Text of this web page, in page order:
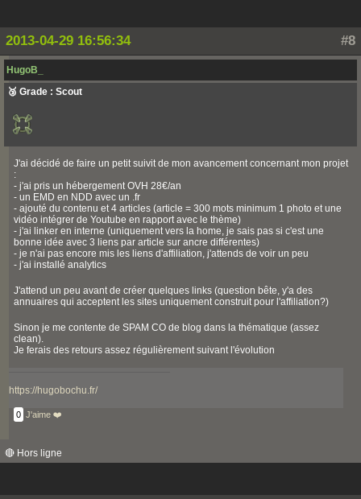
#8
2013-04-29 16:56:34
HugoB_
🥉 Grade : Scout
J'ai décidé de faire un petit suivit de mon avancement concernant mon projet
:
- j'ai pris un hébergement OVH 28€/an
- un EMD en NDD avec un .fr
- ajouté du contenu et 4 articles (article = 300 mots minimum 1 photo et une
vidéo intégrer de Youtube en rapport avec le thème)
- j'ai linker en interne (uniquement vers la home, je sais pas si c'est une
bonne idée avec 3 liens par article sur ancre différentes)
- je n'ai pas encore mis les liens d'affiliation, j'attends de voir un peu
- j'ai installé analytics
J'attend un peu avant de créer quelques links (question bête, y'a des
annuaires qui acceptent les sites uniquement construit pour l'affiliation?)
Sinon je me contente de SPAM CO de blog dans la thématique (assez
clean).
Je ferais des retours assez régulièrement suivant l'évolution
https://hugobochu.fr/
0 J'aime ❤️
🔴 Hors ligne